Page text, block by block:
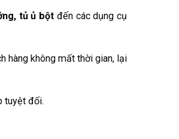
tủ ủ bột đến các dụng cụ
hàng không mất thời gian, lại
tuyệt đối.